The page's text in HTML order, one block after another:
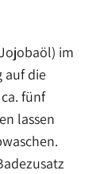
im
auf die
fünf
lassen